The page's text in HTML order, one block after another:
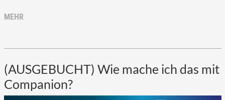
MEHR
(AUSGEBUCHT) Wie mache ich das mit
Companion?